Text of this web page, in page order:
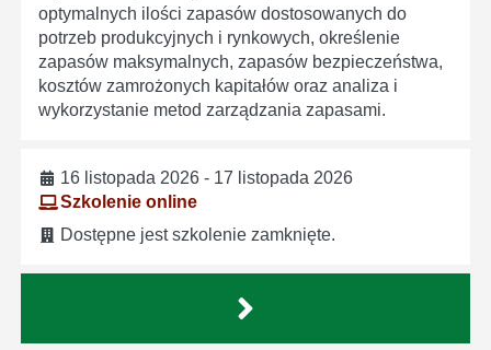
optymalnych ilości zapasów dostosowanych do
potrzeb produkcyjnych i rynkowych, określenie
zapasów maksymalnych, zapasów bezpieczeństwa,
kosztów zamrożonych kapitałów oraz analiza i
wykorzystanie metod zarządzania zapasami.
16 listopada 2026 - 17 listopada 2026
Szkolenie online
Dostępne jest szkolenie zamknięte.